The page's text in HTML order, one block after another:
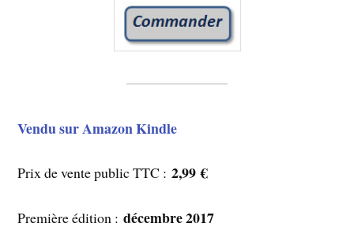
Vendu sur Amazon Kindle
Prix de vente public TTC :2,99 €
Première édition :décembre 2017